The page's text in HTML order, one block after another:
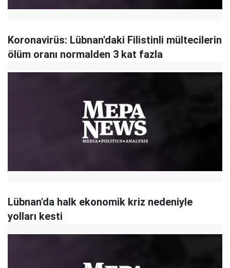
Koronavirüs: Lübnan'daki Filistinli mültecilerin
ölüm oranı normalden 3 kat fazla
Lübnan'da halk ekonomik kriz nedeniyle
yolları kesti